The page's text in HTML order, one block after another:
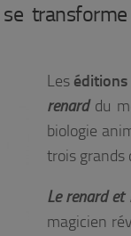
Les éditions
renarddu
biologie
trois grands
Le renard et
magicien